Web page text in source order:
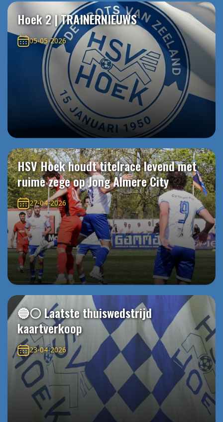
Hoek 2 | TRAINERNIEUWS
05-05-2026
HSV Hoek houdt titelrace levend met
ruime zege op Jong Almere City
27-04-2026
🔵⚪️ Laatste thuiswedstrijd
kaartverkoop
23-04-2026